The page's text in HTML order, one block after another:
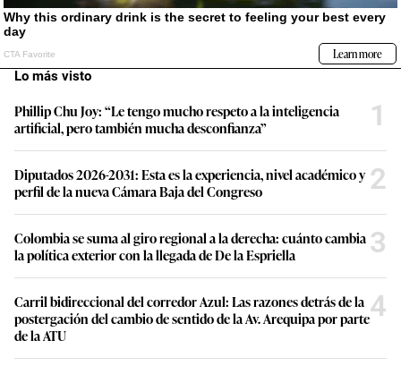
Lo más visto
Phillip Chu Joy: “Le tengo mucho respeto a la inteligencia
artificial, pero también mucha desconfianza”
1
Diputados 2026-2031: Esta es la experiencia, nivel académico y
perfil de la nueva Cámara Baja del Congreso
2
Colombia se suma al giro regional a la derecha: cuánto cambia
la política exterior con la llegada de De la Espriella
3
Carril bidireccional del corredor Azul: Las razones detrás de la
postergación del cambio de sentido de la Av. Arequipa por parte
de la ATU
4